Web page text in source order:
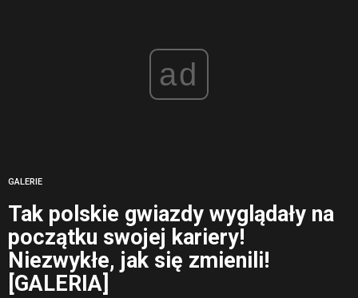
ad
GALERIE
Tak polskie gwiazdy wyglądały na
początku swojej kariery!
Niezwykłe, jak się zmienili!
[GALERIA]